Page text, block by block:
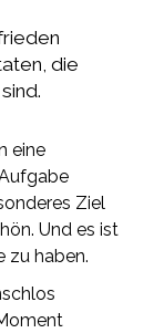
die
eine
Ziel
Und es ist
zu haben.